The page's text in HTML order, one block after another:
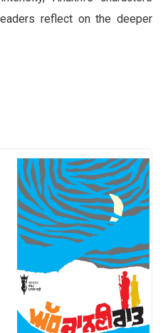
reflect on the deeper